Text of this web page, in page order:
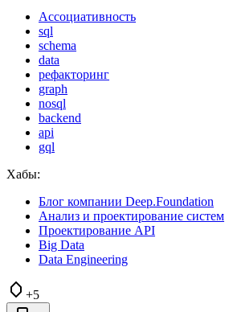
Ассоциативность
sql
schema
data
рефакторинг
graph
nosql
backend
api
gql
Хабы:
Блог компании Deep.Foundation
Анализ и проектирование систем
Проектирование API
Big Data
Data Engineering
+5